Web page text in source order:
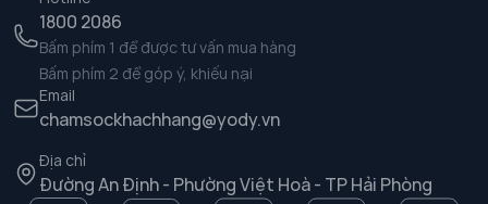
1800 2086
Bấm phím 1 để được tư vấn mua hàng
Bấm phím 2 để góp ý, khiếu nại
Email
chamsockhachhang@yody.vn
Địa chỉ
Đường An Định - Phường Việt Hoà - TP Hải Phòng